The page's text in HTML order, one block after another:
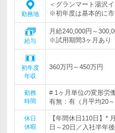
勤務地
＜グランマート湯沢
※初年度は基本的に
給与
月給240,000円～
※試用期間3ヶ月あり
初年度
年収
360万円～450万円
勤務
時間
# 1ヶ月単位の変形労
有無：有（月平均20～
休日
休暇
【年間休日110日】*
日～20日／入社半年